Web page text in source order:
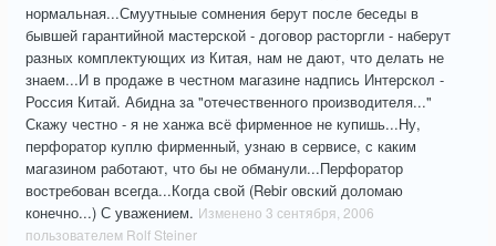
нормальная...Смуутныые сомнения берут после беседы в
бывшей гарантийной мастерской - договор расторгли - наберут
разных комплектующих из Китая, нам не дают, что делать не
знаем...И в продаже в честном магазине надпись Интерскол -
Россия Китай. Абидна за "отечественного производителя..."
Скажу честно - я не ханжа всё фирменное не купишь...Ну,
перфоратор куплю фирменный, узнаю в сервисе, с каким
магазином работают, что бы не обманули...Перфоратор
востребован всегда...Когда свой (Rebir овский доломаю
конечно...) С уважением. Изменено 3 сентября, 2006
пользователем Rolf Steiner